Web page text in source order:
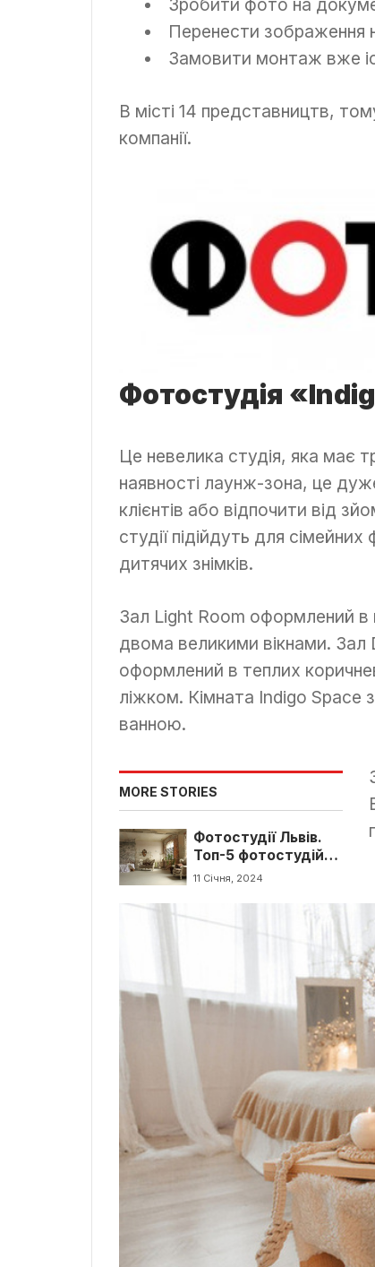
Зробити фото на
Перенести зображення
Замовити монтаж вже
В місті 14 представництв,
компанії.
Фотостудія
Це невелика студія, яка має
наявності лаунж-зона, це
клієнтів або відпочити від
студії підійдуть для
дитячих знімків.
Зал Light Room оформлений в
двома великими вікнами.
оформлений в теплих
ліжком. Кімната Indigo Space
ванною.
MORE STORIES
Фотостудії Львів.
Топ-5 фотостудій
Львову
11 Січня, 2024